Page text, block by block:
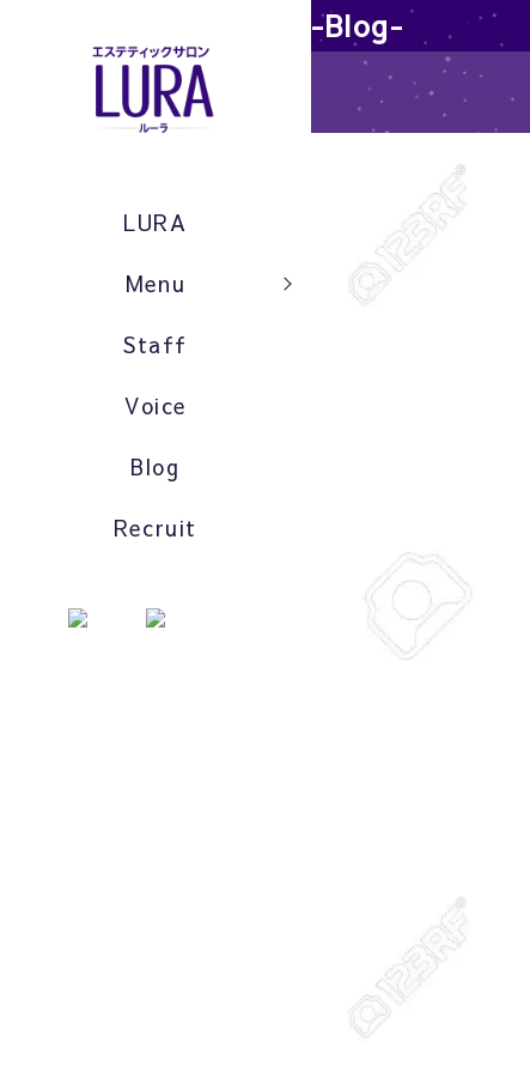
LURA
Menu
Staff
Voice
Blog
Recruit
-Blog-